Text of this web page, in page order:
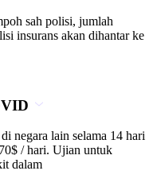
sah polisi, jumlah
insurans akan dihantar ke
negara lain selama 14 hari
/ hari. Ujian untuk
dalam